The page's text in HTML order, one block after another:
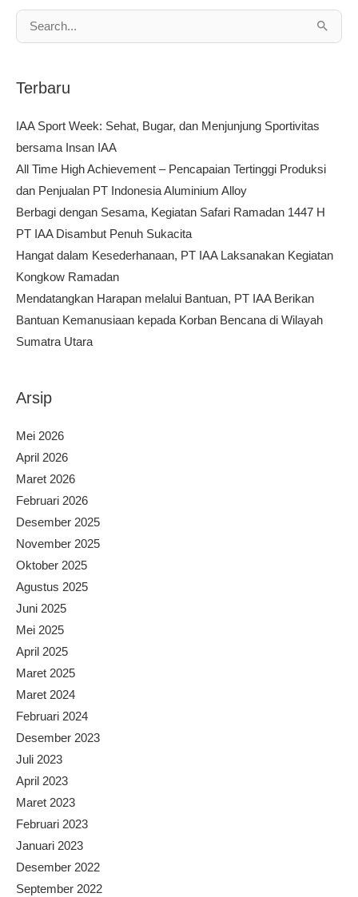
Cari
Terbaru
IAA Sport Week: Sehat, Bugar, dan Menjunjung Sportivitas
bersama Insan IAA
All Time High Achievement – Pencapaian Tertinggi Produksi
dan Penjualan PT Indonesia Aluminium Alloy
Berbagi dengan Sesama, Kegiatan Safari Ramadan 1447 H
PT IAA Disambut Penuh Sukacita
Hangat dalam Kesederhanaan, PT IAA Laksanakan Kegiatan
Kongkow Ramadan
Mendatangkan Harapan melalui Bantuan, PT IAA Berikan
Bantuan Kemanusiaan kepada Korban Bencana di Wilayah
Sumatra Utara
Arsip
Mei 2026
April 2026
Maret 2026
Februari 2026
Desember 2025
November 2025
Oktober 2025
Agustus 2025
Juni 2025
Mei 2025
April 2025
Maret 2025
Maret 2024
Februari 2024
Desember 2023
Juli 2023
April 2023
Maret 2023
Februari 2023
Januari 2023
Desember 2022
September 2022